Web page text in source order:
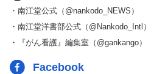
・南江堂公式（@nankodo_NEWS）
・南江堂洋書部公式（@Nankodo_Intl）
・『がん看護』編集室（@gankango）
Facebook